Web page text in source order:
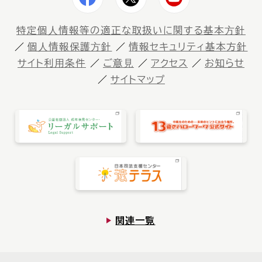
特定個⼈情報等の適正な取扱いに関する基本⽅針
個⼈情報保護⽅針
情報セキュリティ基本方針
サイト利⽤条件
ご意⾒ アクセス
お知らせ
サイトマップ
関連一覧